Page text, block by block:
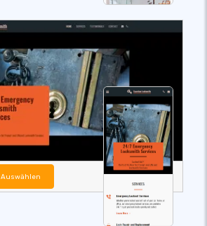
Auswählen